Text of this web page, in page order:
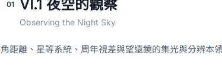
01 VI.1 夜空的觀察
Observing the Night Sky
角距離、星等系統、周年視差與望遠鏡的集光與分辨本